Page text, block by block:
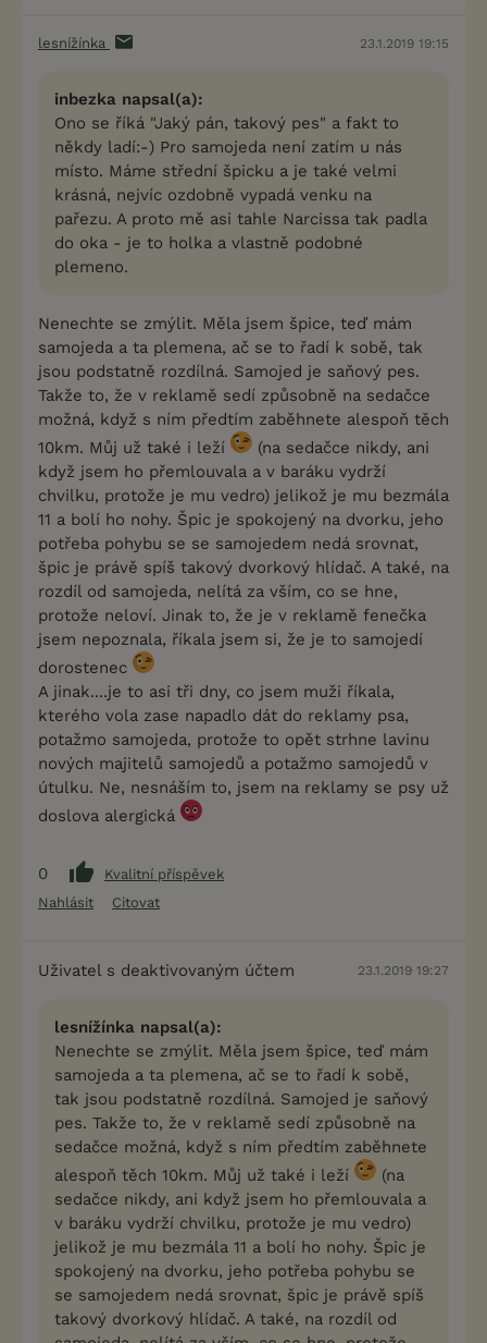
lesnížínka 23.1.2019 19:15
inbezka napsal(a):
Ono se říká "Jaký pán, takový pes" a fakt to
někdy ladí:-) Pro samojeda není zatím u nás
místo. Máme střední špicku a je také velmi
krásná, nejvíc ozdobně vypadá venku na
pařezu. A proto mě asi tahle Narcissa tak padla
do oka - je to holka a vlastně podobné
plemeno.
Nenechte se zmýlit. Měla jsem špice, teď mám
samojeda a ta plemena, ač se to řadí k sobě, tak
jsou podstatně rozdílná. Samojed je saňový pes.
Takže to, že v reklamě sedí způsobně na sedačce
možná, když s ním předtím zaběhnete alespoň těch
10km. Můj už také i leží
(na sedačce nikdy, ani
když jsem ho přemlouvala a v baráku vydrží
chvilku, protože je mu vedro) jelikož je mu bezmála
11 a bolí ho nohy. Špic je spokojený na dvorku, jeho
potřeba pohybu se se samojedem nedá srovnat,
špic je právě spíš takový dvorkový hlídač. A také, na
rozdíl od samojeda, nelítá za vším, co se hne,
protože neloví. Jinak to, že je v reklamě fenečka
jsem nepoznala, říkala jsem si, že je to samojedí
dorostenec
A jinak....je to asi tři dny, co jsem muži říkala,
kterého vola zase napadlo dát do reklamy psa,
potažmo samojeda, protože to opět strhne lavinu
nových majitelů samojedů a potažmo samojedů v
útulku. Ne, nesnáším to, jsem na reklamy se psy už
doslova alergická
0
Kvalitní příspěvek
Nahlásit
Citovat
Uživatel s deaktivovaným účtem 23.1.2019 19:27
lesnížínka napsal(a):
Nenechte se zmýlit. Měla jsem špice, teď mám
samojeda a ta plemena, ač se to řadí k sobě,
tak jsou podstatně rozdílná. Samojed je saňový
pes. Takže to, že v reklamě sedí způsobně na
sedačce možná, když s ním předtím zaběhnete
alespoň těch 10km. Můj už také i leží
(na
sedačce nikdy, ani když jsem ho přemlouvala a
v baráku vydrží chvilku, protože je mu vedro)
jelikož je mu bezmála 11 a bolí ho nohy. Špic je
spokojený na dvorku, jeho potřeba pohybu se
se samojedem nedá srovnat, špic je právě spíš
takový dvorkový hlídač. A také, na rozdíl od